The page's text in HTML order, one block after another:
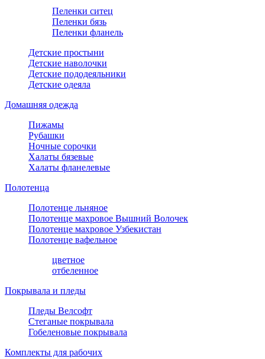
Пеленки ситец
Пеленки бязь
Пеленки фланель
Детские простыни
Детские наволочки
Детские пододеяльники
Детские одеяла
Домашняя одежда
Пижамы
Рубашки
Ночные сорочки
Халаты бязевые
Халаты фланелевые
Полотенца
Полотенце льняное
Полотенце махровое Вышний Волочек
Полотенце махровое Узбекистан
Полотенце вафельное
цветное
отбеленное
Покрывала и пледы
Пледы Велсофт
Стеганые покрывала
Гобеленовые покрывала
Комплекты для рабочих